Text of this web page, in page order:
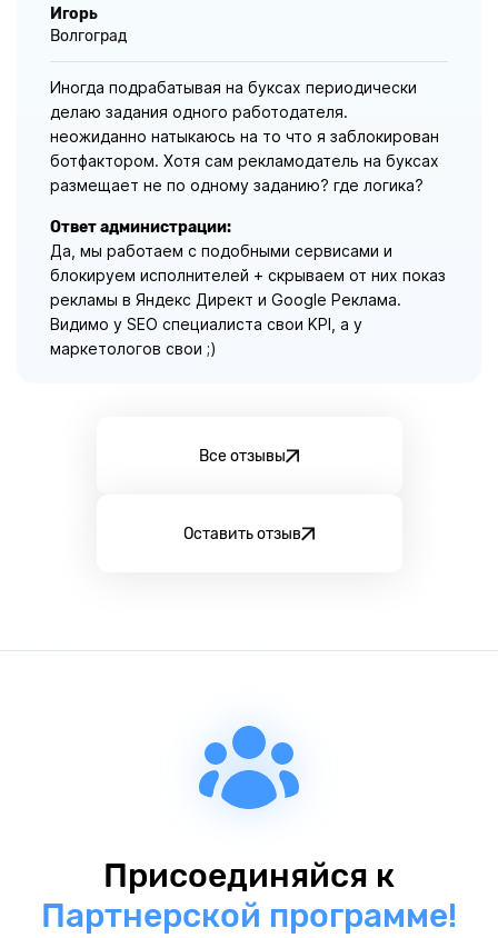
Игорь
Волгоград
Иногда подрабатывая на буксах периодически
делаю задания одного работодателя.
неожиданно натыкаюсь на то что я заблокирован
ботфактором. Хотя сам рекламодатель на буксах
размещает не по одному заданию? где логика?
Ответ администрации:
Да, мы работаем с подобными сервисами и
блокируем исполнителей + скрываем от них показ
рекламы в Яндекс Директ и Google Реклама.
Видимо у SEO специалиста свои KPI, а у
маркетологов свои ;)
Все отзывы
Оставить отзыв
Присоединяйся к
Партнерской программе!